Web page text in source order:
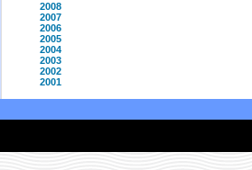
2008
2007
2006
2005
2004
2003
2002
2001